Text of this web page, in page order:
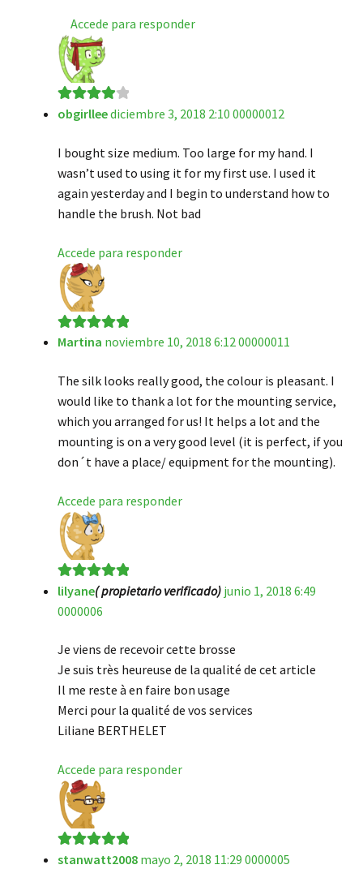
Accede para responder
Valorado
obgirlleediciembre 3, 2018 2:10 00000012
I bought size medium. Too large for my hand. I
wasn’t used to using it for my first use. I used it
again yesterday and I begin to understand how to
handle the brush. Not bad
Accede para responder
Valorado en5
Martina noviembre 10, 2018 6:12 00000011
The silk looks really good, the colour is pleasant. I
would like to thank a lot for the mounting service,
which you arranged for us! It helps a lot and the
mounting is on a very good level (it is perfect, if you
don´t have a place/ equipment for the mounting).
Accede para responder
Valorado en5
de 5
lilyane( propietario verificado) junio 1, 2018 6:49
0000006
Je viens de recevoir cette brosse
Je suis très heureuse de la qualité de cet article
Il me reste à en faire bon usage
Merci pour la qualité de vos services
Liliane BERTHELET
Accede para responder
Valorado en5
stanwatt2008 mayo 2, 2018 11:29 0000005